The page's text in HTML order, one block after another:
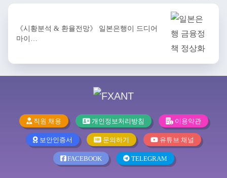
《시황분석 & 환율전망》 일본은행이 드디어
마이…
직원 채용 개인정보처리방침 이용약관
보안인증서 문의하기 유튜브 채널
FACEBOOK TELEGRAM